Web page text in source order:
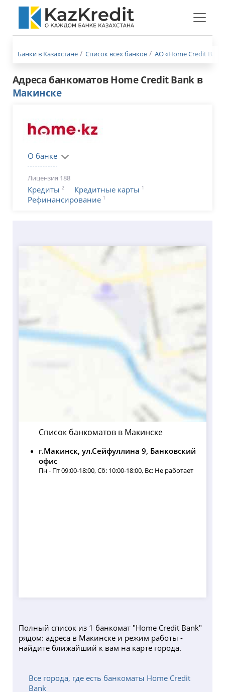
Меню
Банки в Казахстане Список всех банков АО «Home Credit
Адреса банкоматов Home Credit Bank в
Макинске
О банке
Лицензия 188
Кредиты 2 Кредитные карты 1
Рефинансирование 1
Список банкоматов в Макинске
г.Макинск, ул.Сейфуллина 9, Банковский
офис
Пн - Пт 09:00-18:00, Сб: 10:00-18:00, Вс: Не работает
Полный список из 1 банкомат "Home Credit Bank"
рядом: адреса в Макинске и режим работы -
найдите ближайший к вам на карте города.
Все города, где есть банкоматы Home Credit
Bank